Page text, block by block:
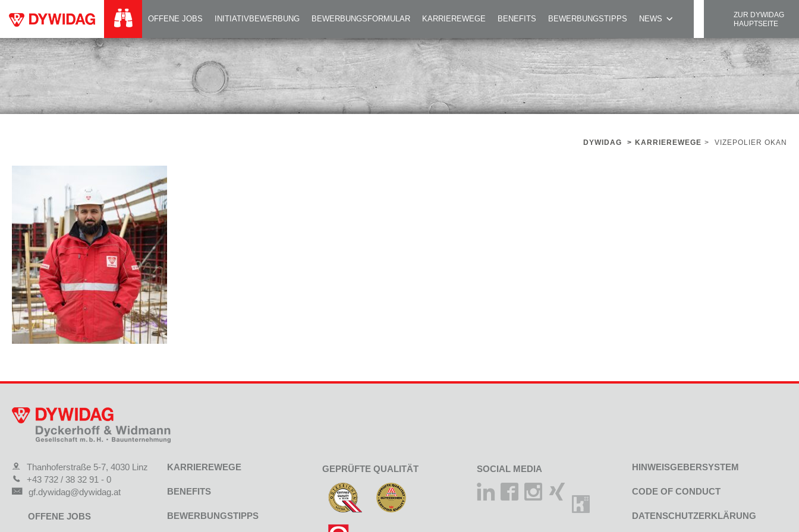
OFFENE JOBS INITIATIVBEWERBUNG BEWERBUNGSFORMULAR KARRIEREWEGE BENEFITS BEWERBUNGSTIPPS NEWS
VIZEPOLIER OKAN
ZUR DYWIDAG
HAUPTSEITE
DYWIDAG > KARRIEREWEGE > VIZEPOLIER OKAN
Thanhoferstraße 5-7, 4030 Linz
+43 732 / 38 32 91 - 0
gf.dywidag@dywidag.at
OFFENE JOBS
KARRIEREWEGE
BENEFITS
BEWERBUNGSTIPPS
GEPRÜFTE QUALITÄT SOCIAL MEDIA HINWEISGEBERSYSTEM
CODE OF CONDUCT
DATENSCHUTZERKLÄRUNG